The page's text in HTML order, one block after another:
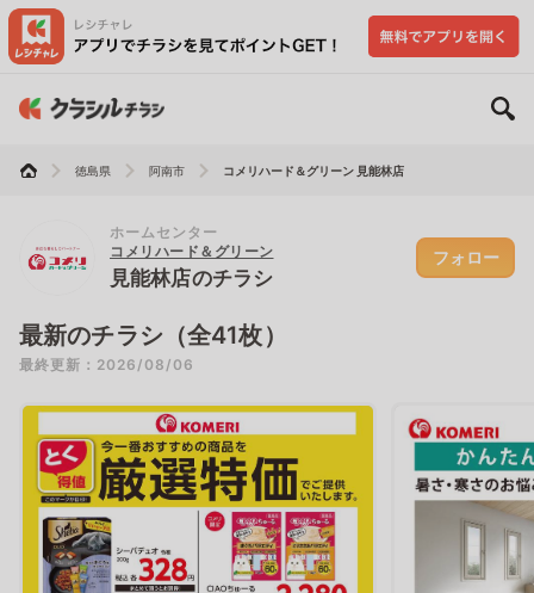
徳島県 阿南市 コメリハード＆グリーン 見能林店
ホームセンター
コメリハード＆グリーン
見能林店のチラシ
フォロー
最新のチラシ（全41枚）
最終更新：2026/08/06